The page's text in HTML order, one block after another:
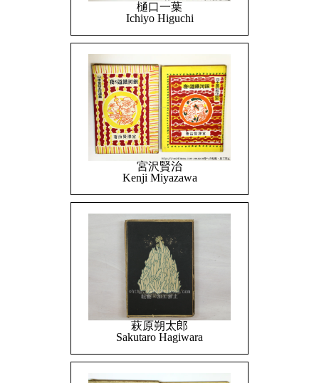
樋口一葉
Ichiyo Higuchi
宮沢賢治
Kenji Miyazawa
萩原朔太郎
Sakutaro Hagiwara